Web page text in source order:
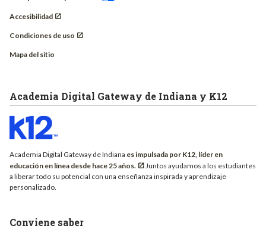
Accesibilidad
Condiciones de uso
Mapa del sitio
Academia Digital Gateway de Indiana y K12
Academia Digital Gateway de Indiana es impulsada por K12, líder en
educación en línea desde hace 25 años.
Juntos ayudamos a los estudiantes
a liberar todo su potencial con una enseñanza inspirada y aprendizaje
personalizado.
Conviene saber